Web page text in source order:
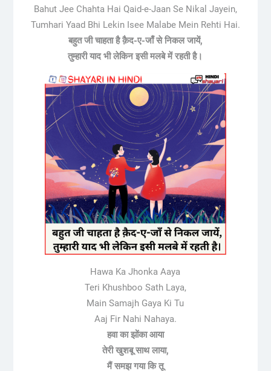
Bahut Jee Chahta Hai Qaid-e-Jaan Se Nikal Jayein,
Tumhari Yaad Bhi Lekin Isee Malabe Mein Rehti Hai.
बहुत जी चाहता है क़ैद-​ए​-​जाँ से निकल जायें​,
तुम्हारी याद भी लेकिन इसी मलबे में रहती है।
Hawa Ka Jhonka Aaya
Teri Khushboo Sath Laya,
Main Samajh Gaya Ki Tu
Aaj Fir Nahi Nahaya.
हवा का झोंका आया
तेरी खुशबू साथ लाया,
मैं समझ गया कि तू